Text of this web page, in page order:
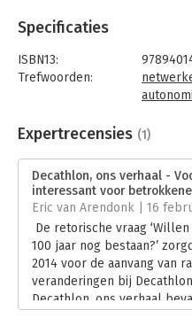
In dit boek delen de
die ze tijdens deze humane
Het is een persoonlijk
werken, van beslissingen
rekruteringen, loonbeleid...
manieren van samenwerken.
Zoals alles bij Decathlon is
collectief van mensen. Zij
eigen invalshoek.
Specificaties
ISBN13:
Trefwoorden:
Bindwijze:
e-book
Bestandsformaat:
epub
Aantal pagina's:
200
Uitgever:
Lannoo
Verschijningsdatum:
17-5-2021
Hoofdrubriek:
Expertrecensies (1)
Decathlon, ons verhaal -
interessant voor
Eric van Arendonk | 16
De retorische vraag
100 jaar nog bestaan?’
2014 voor de aanvang van
veranderingen bij
Decathlon, ons verhaal